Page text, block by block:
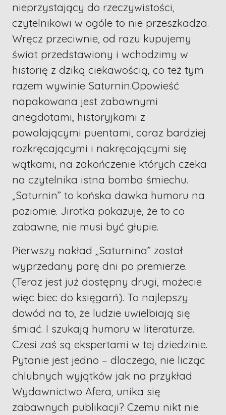
nieprzystający do rzeczywistości,
czytelnikowi w ogóle to nie przeszkadza.
Wręcz przeciwnie, od razu kupujemy
świat przedstawiony i wchodzimy w
historię z dziką ciekawością, co też tym
razem wywinie Saturnin.Opowieść
napakowana jest zabawnymi
anegdotami, historyjkami z
powalającymi puentami, coraz bardziej
rozkręcającymi i nakręcającymi się
wątkami, na zakończenie których czeka
na czytelnika istna bomba śmiechu.
„Saturnin” to końska dawka humoru na
poziomie. Jirotka pokazuje, że to co
zabawne, nie musi być głupie.
Pierwszy nakład „Saturnina” został
wyprzedany parę dni po premierze.
(Teraz jest już dostępny drugi, możecie
więc biec do księgarń). To najlepszy
dowód na to, że ludzie uwielbiają się
śmiać. I szukają humoru w literaturze.
Czesi zaś są ekspertami w tej dziedzinie.
Pytanie jest jedno – dlaczego, nie licząc
chlubnych wyjątków jak na przykład
Wydawnictwo Afera, unika się
zabawnych publikacji? Czemu nikt nie